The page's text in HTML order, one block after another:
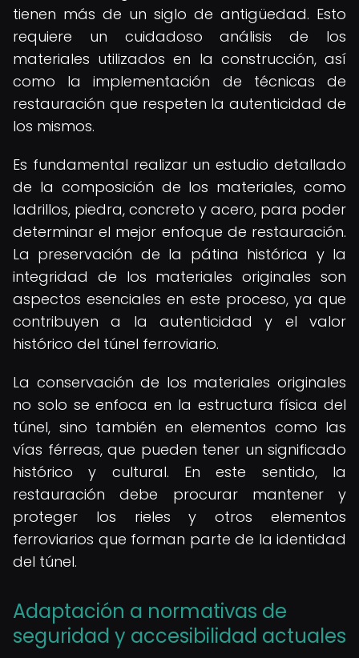
tienen más de un siglo de antigüedad. Esto
requiere un cuidadoso análisis de los
materiales utilizados en la construcción, así
como la implementación de técnicas de
restauración que respeten la autenticidad de
los mismos.
Es fundamental realizar un estudio detallado
de la composición de los materiales, como
ladrillos, piedra, concreto y acero, para poder
determinar el mejor enfoque de restauración.
La preservación de la pátina histórica y la
integridad de los materiales originales son
aspectos esenciales en este proceso, ya que
contribuyen a la autenticidad y el valor
histórico del túnel ferroviario.
La conservación de los materiales originales
no solo se enfoca en la estructura física del
túnel, sino también en elementos como las
vías férreas, que pueden tener un significado
histórico y cultural. En este sentido, la
restauración debe procurar mantener y
proteger los rieles y otros elementos
ferroviarios que forman parte de la identidad
del túnel.
Adaptación a normativas de
seguridad y accesibilidad actuales